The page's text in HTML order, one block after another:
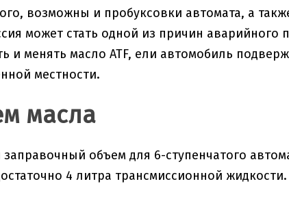
возможны и пробуксовки автомата, а
может стать одной из причин
и менять масло ATF, ели автомобиль
местности.
масла
объем для 6-ступенчатого
4 литра трансмиссионной жидкости.